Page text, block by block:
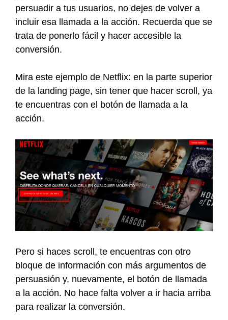
persuadir a tus usuarios, no dejes de volver a
incluir esa llamada a la acción. Recuerda que se
trata de ponerlo fácil y hacer accesible la
conversión.
Mira este ejemplo de Netflix: en la parte superior
de la landing page, sin tener que hacer scroll, ya
te encuentras con el botón de llamada a la
acción.
Pero si haces scroll, te encuentras con otro
bloque de información con más argumentos de
persuasión y, nuevamente, el botón de llamada
a la acción. No hace falta volver a ir hacia arriba
para realizar la conversión.